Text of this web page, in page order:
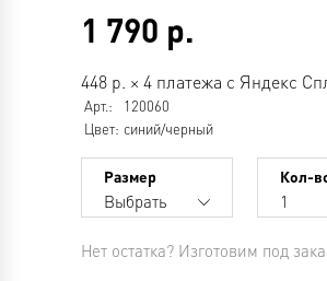
1 790 р.
448 р. × 4 платежа с Яндекс
Арт.:
120060
Цвет: синий/черный
Размер
Выбрать
Кол-
1
Нет остатка? Изготовим под